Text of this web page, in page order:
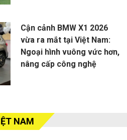
Cận cảnh BMW X1 2026
vừa ra mắt tại Việt Nam:
Ngoại hình vuông vức hơn,
nâng cấp công nghệ
NAM